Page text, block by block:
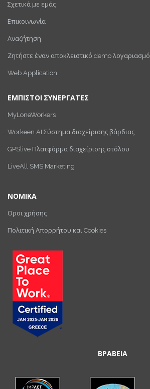
Σχετικά με εμάς
Επικοινωνία
Αναζήτηση
Ζητήστε έναν αποκλειστικό demo λογαριασμό
Web Application
ΕΜΠΙΣΤΟΙ ΣΥΝΕΡΓΑΤΕΣ
MyLoneWorkers
Workeen AI Σύστημα διαχείρισης βάρδιας
GPSlive Πλατφόρμα διαχείρισης στόλου
LiveAll SMS Marketing
ΝΟΜΙΚΑ
Οροι χρήσης
Πολιτική Απορρήτου και Cookies
ΒΡΑΒΕΙΑ